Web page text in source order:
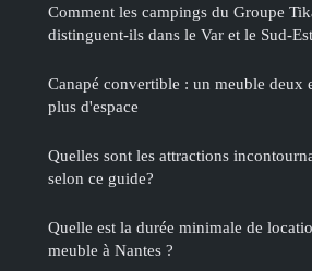
Comment les campings du Groupe
distinguent-ils dans le Var et le Sud-
Canapé convertible : un meuble deux
plus d'espace
Quelles sont les attractions
selon ce guide?
Quelle est la durée minimale de
meuble à Nantes ?